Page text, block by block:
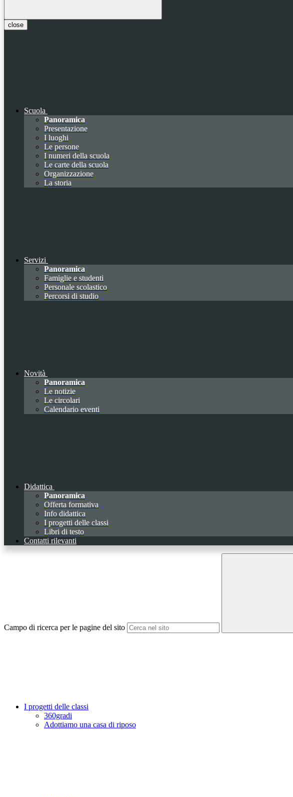
close
Scuola
Panoramica
Presentazione
I luoghi
Le persone
I numeri della scuola
Le carte della scuola
Organizzazione
La storia
Servizi
Panoramica
Famiglie e studenti
Personale scolastico
Percorsi di studio
Novità
Panoramica
Le notizie
Le circolari
Calendario eventi
Didattica
Panoramica
Offerta formativa
Info didattica
I progetti delle classi
Libri di testo
Contatti rilevanti
Campo di ricerca per le pagine del sito
I progetti delle classi
360gradi
Adottiamo una casa di riposo